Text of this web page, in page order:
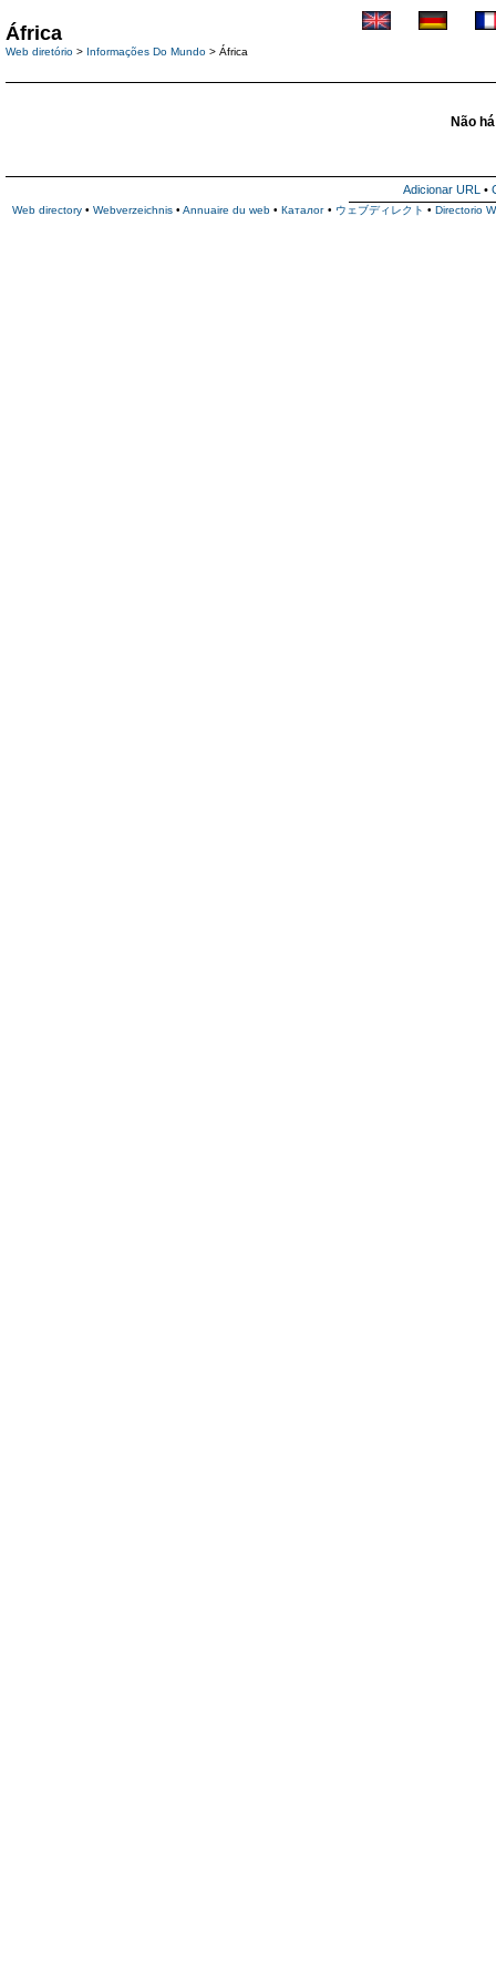
África
Web diretório > Informações Do Mundo > África
Não
Adicionar URL •
Web directory • Webverzeichnis • Annuaire du web • Каталог • ウェブディレクト • Directorio